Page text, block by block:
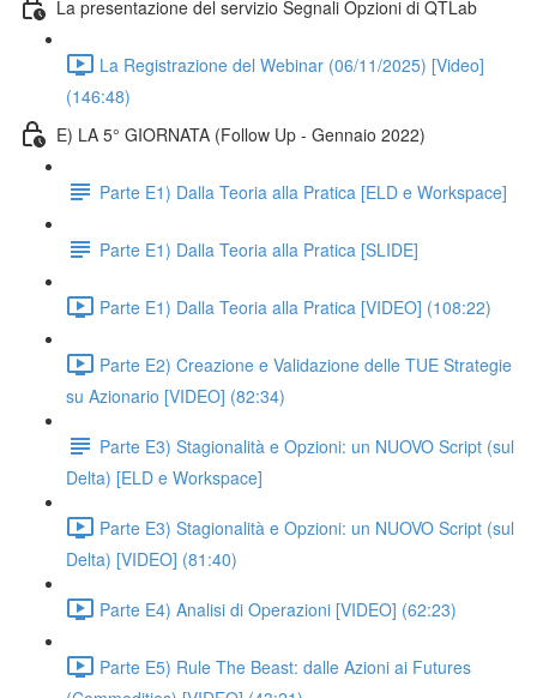
La presentazione del servizio Segnali Opzioni di QTLab
La Registrazione del Webinar (06/11/2025) [Video]
(146:48)
E) LA 5° GIORNATA (Follow Up - Gennaio 2022)
Parte E1) Dalla Teoria alla Pratica [ELD e Workspace]
Parte E1) Dalla Teoria alla Pratica [SLIDE]
Parte E1) Dalla Teoria alla Pratica [VIDEO] (108:22)
Parte E2) Creazione e Validazione delle TUE Strategie
su Azionario [VIDEO] (82:34)
Parte E3) Stagionalità e Opzioni: un NUOVO Script (sul
Delta) [ELD e Workspace]
Parte E3) Stagionalità e Opzioni: un NUOVO Script (sul
Delta) [VIDEO] (81:40)
Parte E4) Analisi di Operazioni [VIDEO] (62:23)
Parte E5) Rule The Beast: dalle Azioni ai Futures